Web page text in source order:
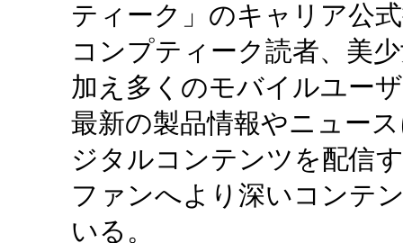
ティーク」のキャリア公
コンプティーク読者、美
加え多くのモバイルユー
最新の製品情報やニュー
ジタルコンテンツを配信
ファンへより深いコンテ
いる。